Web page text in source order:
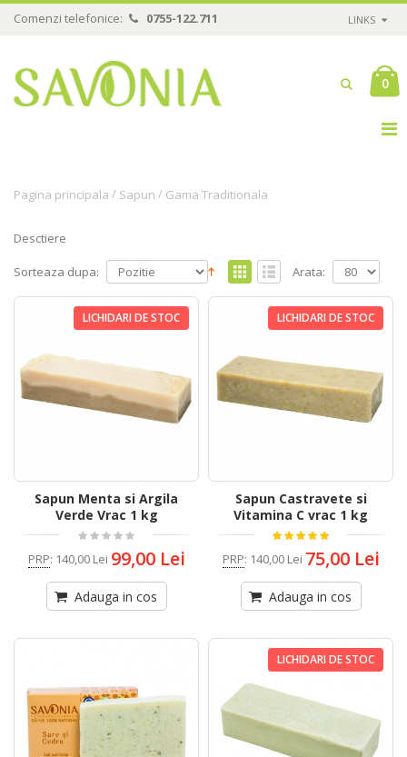
Comenzi telefonice: 0755-122.711 LINKS
0
Pagina principala / Sapun / Gama Traditionala
Desctiere
Sorteaza dupa: Arata:
LICHIDARI DE STOC
Sapun Menta si Argila
Verde Vrac 1 kg
PRP: 140,00 Lei 99,00 Lei
Adauga in cos
LICHIDARI DE STOC
Sapun Castravete si
Vitamina C vrac 1 kg
PRP: 140,00 Lei 75,00 Lei
Adauga in cos
LICHIDARI DE STOC